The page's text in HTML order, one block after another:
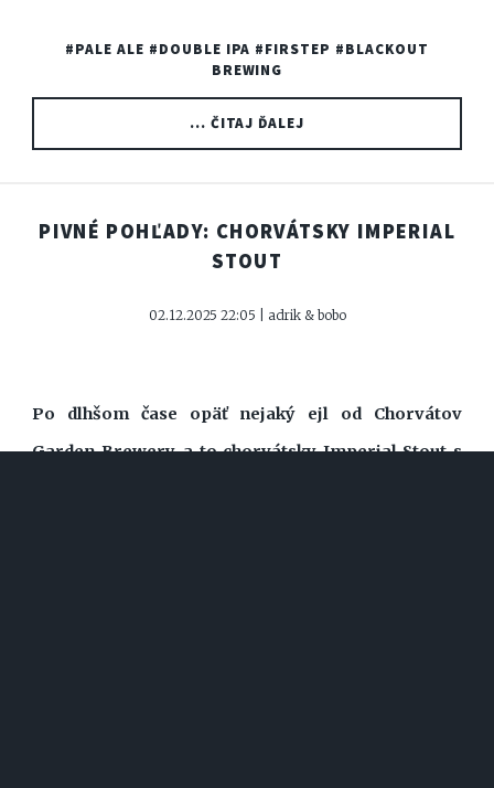
#PALE ALE #DOUBLE IPA #FIRSTEP #BLACKOUT
BREWING
... ČITAJ ĎALEJ
PIVNÉ POHĽADY: CHORVÁTSKY IMPERIAL
STOUT
02.12.2025 22:05 | adrik & bobo
Po dlhšom čase opäť nejaký ejl od Chorvátov
Garden Brewery, a to chorvátsky Imperial Stout s